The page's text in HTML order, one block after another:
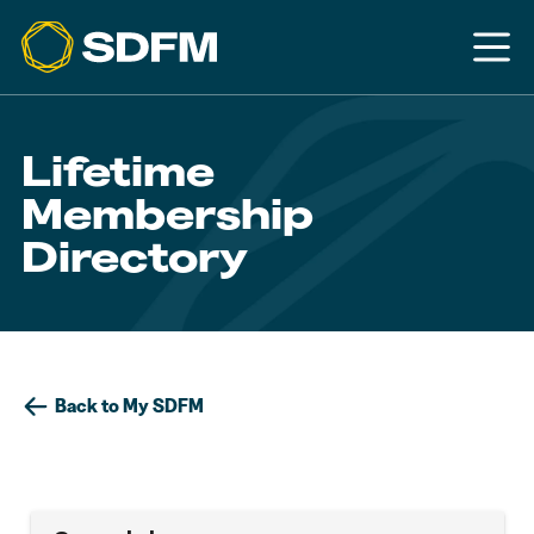
Lifetime
Membership
Directory
Back to My SDFM